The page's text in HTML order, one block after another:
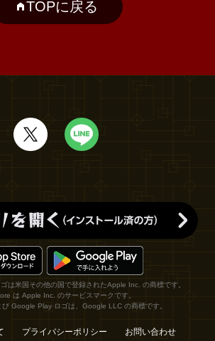
TOPに戻る
は米国その他の国で登録されたApple Inc. の商標です。
は Apple Inc. のサービスマークです。
Google Play ロゴは、Google LLC の商標です。
プライバシーポリシー お問い合わせ